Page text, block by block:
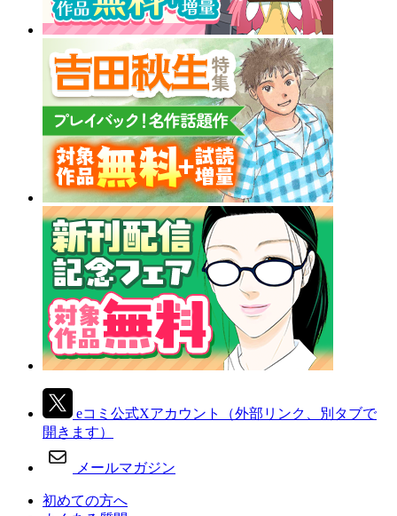
eコミ公式Xアカウント
（外部リンク、別タブで
開きます）
メールマガジン
初めての方へ